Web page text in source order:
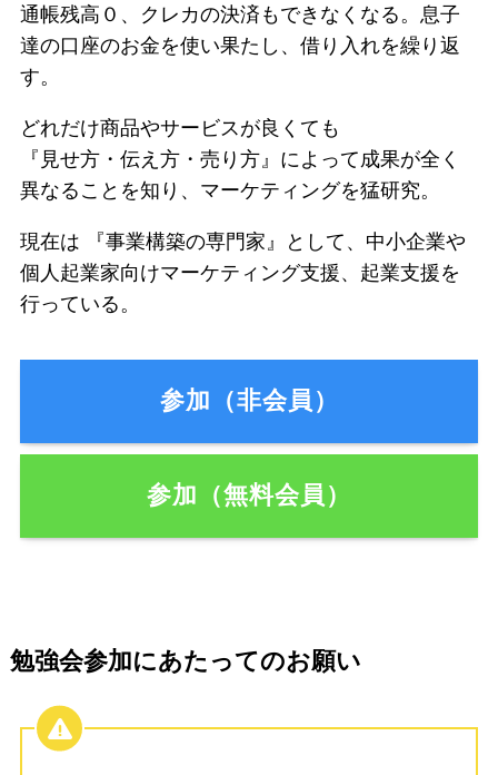
通帳残高０、クレカの決済もできなくなる。息子
達の口座のお金を使い果たし、借り入れを繰り返
す。
どれだけ商品やサービスが良くても
『見せ方・伝え方・売り方』によって成果が全く
異なることを知り、マーケティングを猛研究。
現在は 『事業構築の専門家』として、中小企業や
個人起業家向けマーケティング支援、起業支援を
行っている。
参加（非会員）
参加（無料会員）
勉強会参加にあたってのお願い